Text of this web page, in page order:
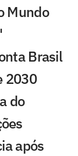
Mundo
Brasil
2030
do
após